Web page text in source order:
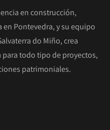
en construcción,
Pontevedra, y su equipo
do Miño, crea
todo tipo de proyectos,
patrimoniales.